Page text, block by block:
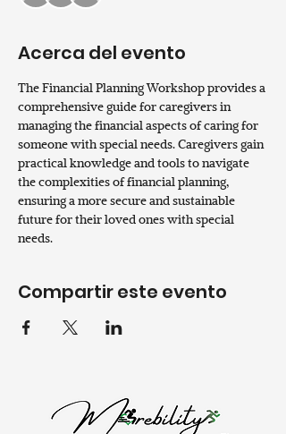
Acerca del evento
The Financial Planning Workshop provides a
comprehensive guide for caregivers in
managing the financial aspects of caring for
someone with special needs. Caregivers gain
practical knowledge and tools to navigate
the complexities of financial planning,
ensuring a more secure and sustainable
future for their loved ones with special
needs.
Compartir este evento